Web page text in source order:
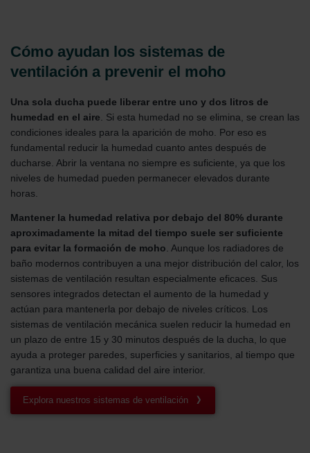
Cómo ayudan los sistemas de
ventilación a prevenir el moho
Una sola ducha puede liberar entre uno y dos litros de
humedad en el aire . Si esta humedad no se elimina, se crean las
condiciones ideales para la aparición de moho. Por eso es
fundamental reducir la humedad cuanto antes después de
ducharse. Abrir la ventana no siempre es suficiente, ya que los
niveles de humedad pueden permanecer elevados durante
horas.
Mantener la humedad relativa por debajo del 80% durante
aproximadamente la mitad del tiempo suele ser suficiente
para evitar la formación de moho . Aunque los radiadores de
baño modernos contribuyen a una mejor distribución del calor, los
sistemas de ventilación resultan especialmente eficaces. Sus
sensores integrados detectan el aumento de la humedad y
actúan para mantenerla por debajo de niveles críticos. Los
sistemas de ventilación mecánica suelen reducir la humedad en
un plazo de entre 15 y 30 minutos después de la ducha, lo que
ayuda a proteger paredes, superficies y sanitarios, al tiempo que
garantiza una buena calidad del aire interior.
Explora nuestros sistemas de ventilación